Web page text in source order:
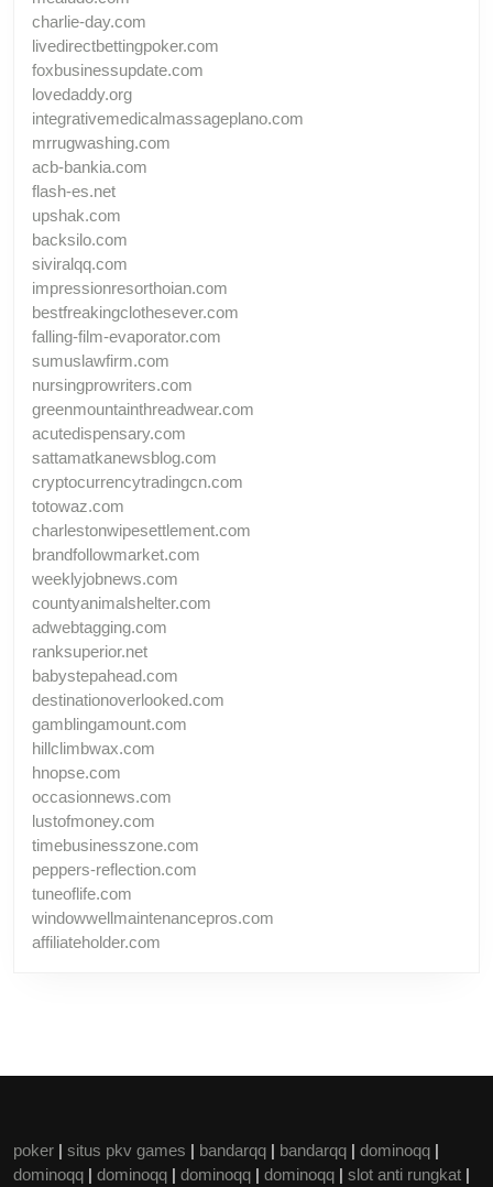
charlie-day.com
livedirectbettingpoker.com
foxbusinessupdate.com
lovedaddy.org
integrativemedicalmassageplano.com
mrrugwashing.com
acb-bankia.com
flash-es.net
upshak.com
backsilo.com
siviralqq.com
impressionresorthoian.com
bestfreakingclothesever.com
falling-film-evaporator.com
sumuslawfirm.com
nursingprowriters.com
greenmountainthreadwear.com
acutedispensary.com
sattamatkanewsblog.com
cryptocurrencytradingcn.com
totowaz.com
charlestonwipesettlement.com
brandfollowmarket.com
weeklyjobnews.com
countyanimalshelter.com
adwebtagging.com
ranksuperior.net
babystepahead.com
destinationoverlooked.com
gamblingamount.com
hillclimbwax.com
hnopse.com
occasionnews.com
lustofmoney.com
timebusinesszone.com
peppers-reflection.com
tuneoflife.com
windowwellmaintenancepros.com
affiliateholder.com
poker | situs pkv games | bandarqq | bandarqq | dominoqq |
dominoqq | dominoqq | dominoqq | dominoqq | slot anti rungkat |